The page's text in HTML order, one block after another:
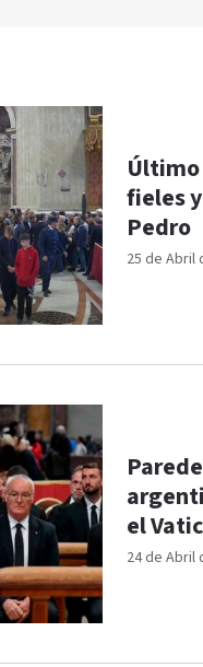
25 de Abril
Último
fieles
Pedro
24 de Abril
el